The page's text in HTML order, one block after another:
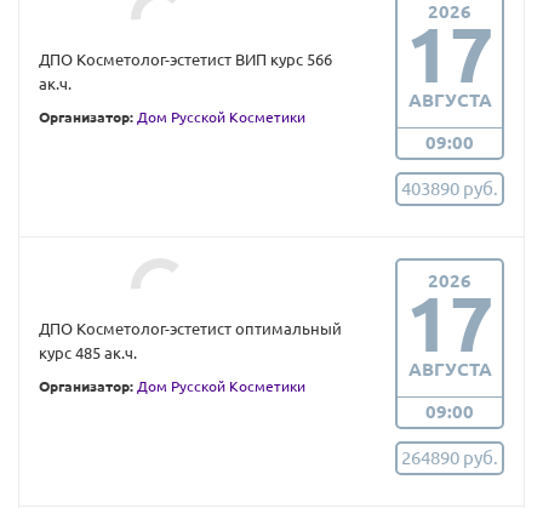
ДПО Косметолог-эстетист ВИП курс 566
ак.ч.
Организатор: Дом Русской Косметики
2026
17
АВГУСТА
09:00
403890 руб.
ДПО Косметолог-эстетист оптимальный
курс 485 ак.ч.
Организатор: Дом Русской Косметики
2026
17
АВГУСТА
09:00
264890 руб.